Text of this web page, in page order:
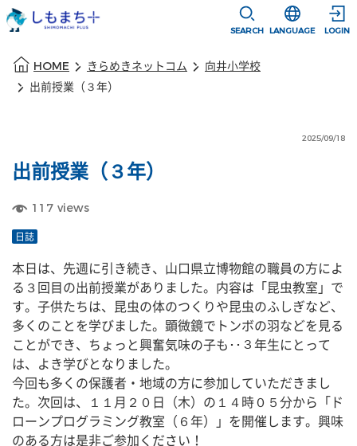
SEARCH
選択すると言
LANGUAGE LOGIN
HOME きらめきネットコム
向井小学校
出前授業（３年）
2025/09/18
出前授業（３年）
117 views
日誌
本日は、先週に引き続き、山口県立博物館の職員の方によ
る３回目の出前授業がありました。内容は「昆虫教室」で
す。子供たちは、昆虫の体のつくりや昆虫のふしぎなど、
多くのことを学びました。顕微鏡でトンボの羽などを見る
ことができ、ちょっと興奮気味の子も･･３年生にとって
は、よき学びとなりました。
今回も多くの保護者・地域の方に参加していただきまし
た。次回は、１１月２０日（木）の１４時０５分から「ド
ローンプログラミング教室（６年）」を開催します。興味
のある方は是非ご参加ください！